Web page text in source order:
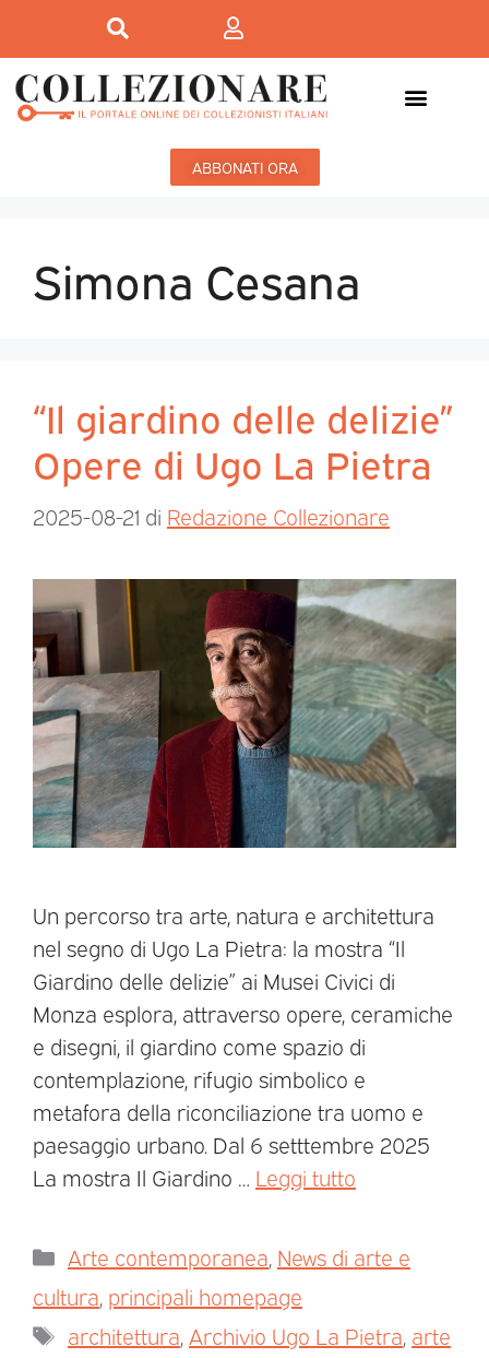
ABBONATI ORA
Simona Cesana
“Il giardino delle delizie”
Opere di Ugo La Pietra
2025-08-21 di Redazione Collezionare
Un percorso tra arte, natura e architettura
nel segno di Ugo La Pietra: la mostra “Il
Giardino delle delizie” ai Musei Civici di
Monza esplora, attraverso opere, ceramiche
e disegni, il giardino come spazio di
contemplazione, rifugio simbolico e
metafora della riconciliazione tra uomo e
paesaggio urbano. Dal 6 setttembre 2025
La mostra Il Giardino … Leggi tutto
Arte contemporanea News di arte e
cultura principali homepage
architettura Archivio Ugo La Pietra arte